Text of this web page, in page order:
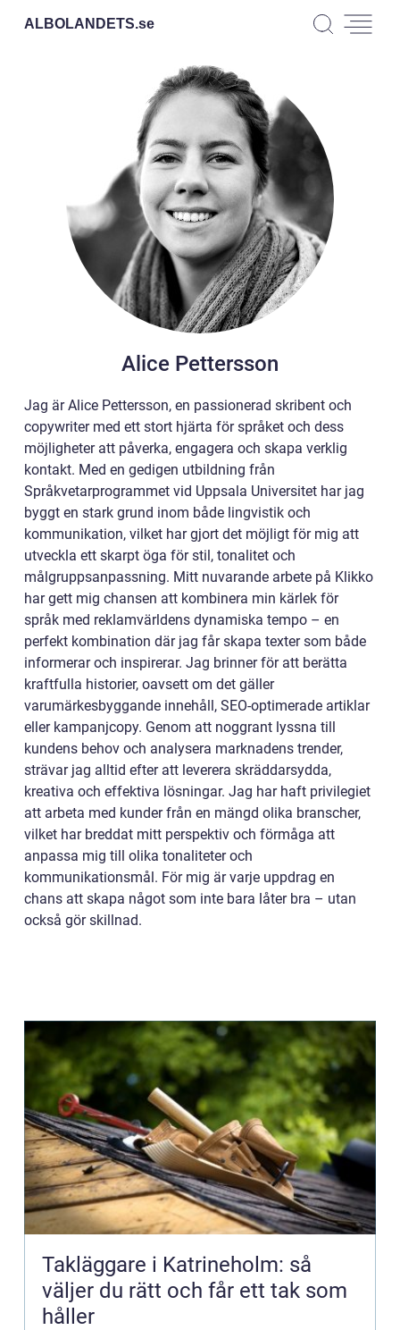
ALBOLANDETS.se
Alice Pettersson
Jag är Alice Pettersson, en passionerad skribent och
copywriter med ett stort hjärta för språket och dess
möjligheter att påverka, engagera och skapa verklig
kontakt. Med en gedigen utbildning från
Språkvetarprogrammet vid Uppsala Universitet har jag
byggt en stark grund inom både lingvistik och
kommunikation, vilket har gjort det möjligt för mig att
utveckla ett skarpt öga för stil, tonalitet och
målgruppsanpassning. Mitt nuvarande arbete på Klikko
har gett mig chansen att kombinera min kärlek för
språk med reklamvärldens dynamiska tempo – en
perfekt kombination där jag får skapa texter som både
informerar och inspirerar. Jag brinner för att berätta
kraftfulla historier, oavsett om det gäller
varumärkesbyggande innehåll, SEO-optimerade artiklar
eller kampanjcopy. Genom att noggrant lyssna till
kundens behov och analysera marknadens trender,
strävar jag alltid efter att leverera skräddarsydda,
kreativa och effektiva lösningar. Jag har haft privilegiet
att arbeta med kunder från en mängd olika branscher,
vilket har breddat mitt perspektiv och förmåga att
anpassa mig till olika tonaliteter och
kommunikationsmål. För mig är varje uppdrag en
chans att skapa något som inte bara låter bra – utan
också gör skillnad.
Takläggare i Katrineholm: så
väljer du rätt och får ett tak som
håller